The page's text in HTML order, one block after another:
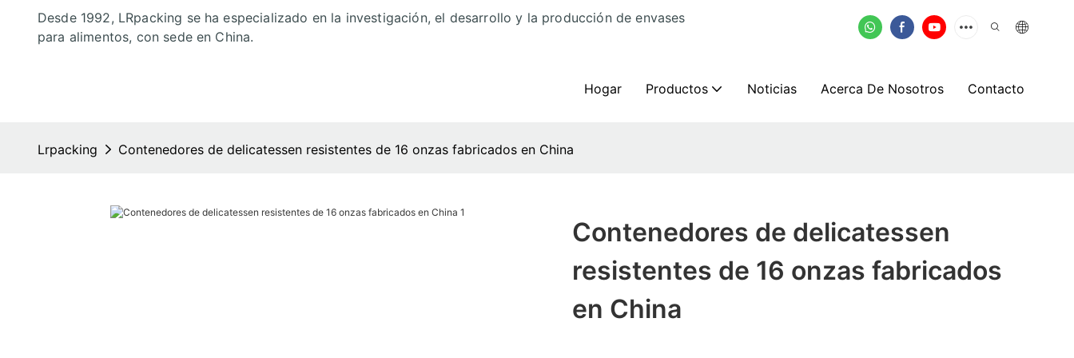
Desde 1992, LRpacking se ha especializado en la investigación, el desarrollo y la producción de envases
para alimentos, con sede en China.
Hogar Productos Noticias Acerca De Nosotros Contacto
Lrpacking Contenedores de delicatessen resistentes de 16 onzas fabricados en China
Contenedores de delicatessen
resistentes de 16 onzas fabricados
en China